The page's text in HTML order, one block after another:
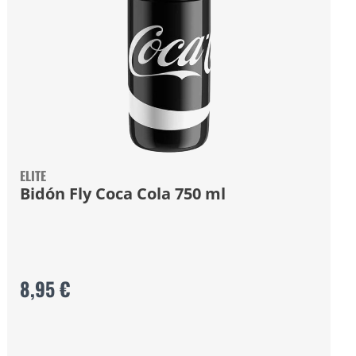
ELITE
Bidón Fly Coca Cola 750 ml
8,95 €